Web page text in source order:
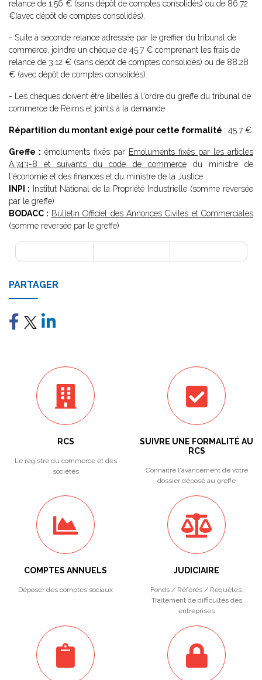
relance de 1,56 € (sans dépôt de comptes consolidés) ou de 86.72
€(avec dépôt de comptes consolidés).
- Suite à seconde relance adressée par le greffier du tribunal de
commerce, joindre un chèque de 45.7 € comprenant les frais de
relance de 3.12 € (sans dépôt de comptes consolidés) ou de 88.28
€ (avec dépôt de comptes consolidés).
- Les chèques doivent être libellés à l'ordre du greffe du tribunal de
commerce de Reims et joints à la demande
Répartition du montant exigé pour cette formalité : 45.7 €
Greffe : émoluments fixés par Emoluments fixés par les articles
A.743-8 et suivants du code de commercedu ministre de
l'économie et des finances et du ministre de la Justice
INPI : Institut National de la Propriété Industrielle (somme reversée
par le greffe)
BODACC : Bulletin Officiel des Annonces Civiles et Commerciales
(somme reversée par le greffe)
PARTAGER
RCS
Le registre du commerce et des
sociétés
SUIVRE UNE FORMALITÉ AU
RCS
Connaitre l'avancement de votre
dossier déposé au greffe
COMPTES ANNUELS
Déposer des comptes sociaux
JUDICIAIRE
Fonds / Référés / Requêtes.
Traitement de difficultés des
entreprises